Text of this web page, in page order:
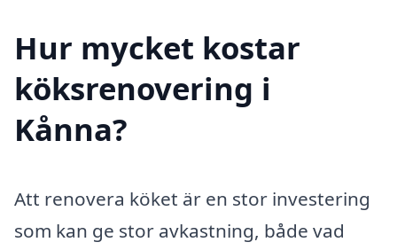
Hur mycket kostar
köksrenovering i
Kånna?
Att renovera köket är en stor investering
som kan ge stor avkastning, både vad